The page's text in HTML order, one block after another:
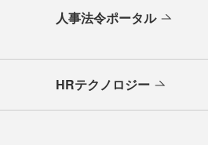
人事法令ポータル
HRテクノロジー